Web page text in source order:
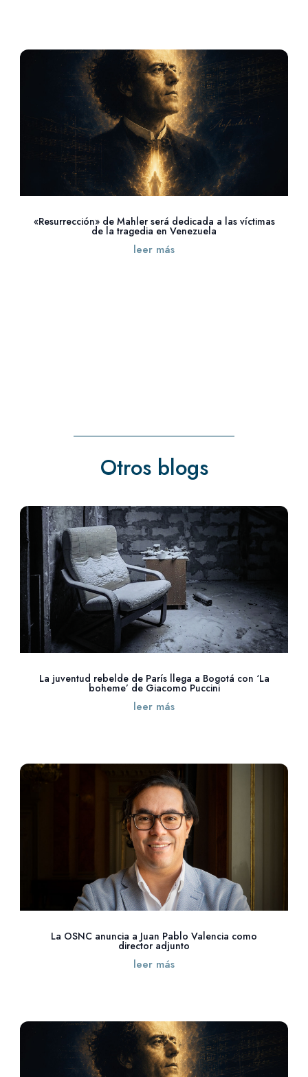
«Resurrección» de Mahler será dedicada a las víctimas
de la tragedia en Venezuela
leer más
Otros blogs
La juventud rebelde de París llega a Bogotá con ‘La
boheme’ de Giacomo Puccini
leer más
La OSNC anuncia a Juan Pablo Valencia como
director adjunto
leer más